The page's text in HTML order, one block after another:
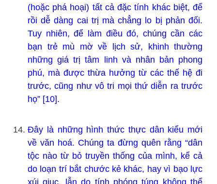
(hoặc phá hoại) tất cả đặc tính khác biệt, để
rồi dễ dàng cai trị mà chẳng lo bị phản đối.
Tuy nhiên, để làm điều đó, chúng cần các
bạn trẻ mù mờ về lịch sử, khinh thường
những giá trị tâm linh và nhân bản phong
phú, mà được thừa hưởng từ các thế hệ đi
trước, cũng như vô tri mọi thứ diễn ra trước
họ” [10].
Đây là những hình thức thực dân kiểu mới
về văn hoá. Chúng ta đừng quên rằng “dân
tộc nào từ bỏ truyền thống của mình, kể cả
do loạn trí bắt chước kẻ khác, hay vì bạo lực
xúi giục, lẫn do tính phóng túng không thể